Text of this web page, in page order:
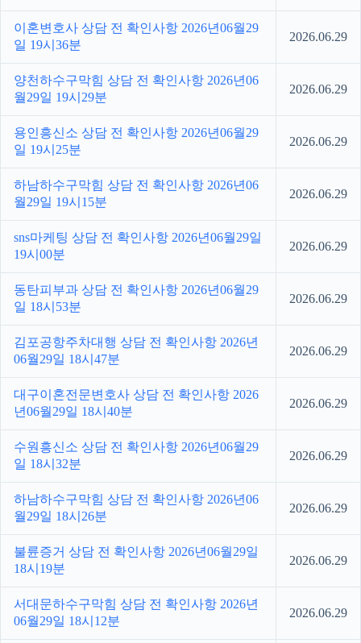
이혼변호사 상담 전 확인사항 2026년06월29
일 19시36분
2026.06.29
양천하수구막힘 상담 전 확인사항 2026년06
월29일 19시29분
2026.06.29
용인흥신소 상담 전 확인사항 2026년06월29
일 19시25분
2026.06.29
하남하수구막힘 상담 전 확인사항 2026년06
월29일 19시15분
2026.06.29
sns마케팅 상담 전 확인사항 2026년06월29일
19시00분
2026.06.29
동탄피부과 상담 전 확인사항 2026년06월29
일 18시53분
2026.06.29
김포공항주차대행 상담 전 확인사항 2026년
06월29일 18시47분
2026.06.29
대구이혼전문변호사 상담 전 확인사항 2026
년06월29일 18시40분
2026.06.29
수원흥신소 상담 전 확인사항 2026년06월29
일 18시32분
2026.06.29
하남하수구막힘 상담 전 확인사항 2026년06
월29일 18시26분
2026.06.29
불륜증거 상담 전 확인사항 2026년06월29일
18시19분
2026.06.29
서대문하수구막힘 상담 전 확인사항 2026년
06월29일 18시12분
2026.06.29